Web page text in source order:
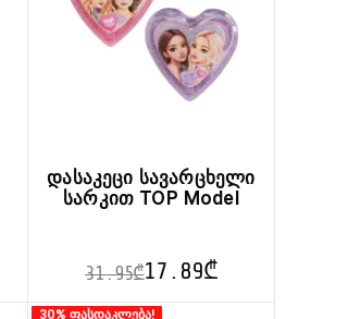
დასაკეცი სავარცხელი
სარკით TOP Model
31.95₾17.89₾
This